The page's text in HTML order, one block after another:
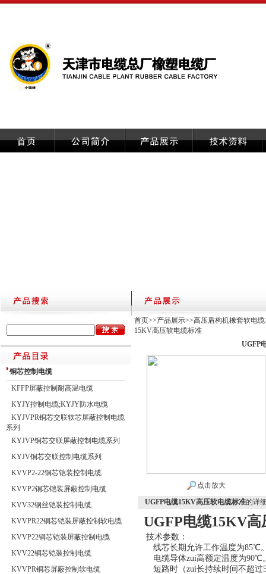
铜芯控制电缆
KFFP屏蔽控制耐高温电缆
KYJY控制电缆;KYJY防水电缆
KYJVPR铜芯交联软芯屏蔽控制电缆
系列
KYJVP铜芯交联屏蔽控制电缆系列
KYJV铜芯交联控制电缆系列
KVVP2-22铜芯铠装控制电缆
KVVP2铜芯铠装屏蔽控制电缆
KVV32钢丝铠装控制电缆
KVVPR22铜芯铠装屏蔽控制软电缆
KVVP22铜芯铠装屏蔽控制电缆
KVV22铜芯铠装控制电缆
KVVPR铜芯屏蔽控制软电缆
首页>>产品展示>>高压盾构机橡套软电缆
15KV高压软电缆标准
UGFP
点击放大
UGFP电缆15KV高压软电缆标准的详
UGFP电缆15KV高
技术参数：
线芯长期允许工作温度为85℃
电缆导体zui高额定温度为90℃
短路时（zui长持续时间不超过